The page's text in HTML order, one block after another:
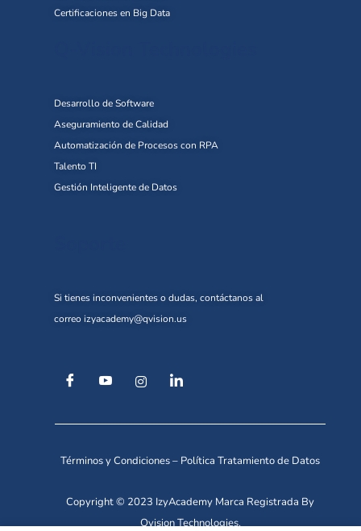
Certificaciones en Big Data
Desarrollo de Software
Aseguramiento de Calidad
Automatización de Procesos con RPA
Talento TI
Gestión Inteligente de Datos
Si tienes inconvenientes o dudas, contáctanos al
correo izyacademy@qvision.us
Términos y Condiciones– Política Tratamiento de Datos
Copyright © 2023 IzyAcademy Marca Registrada By
Qvision Technologies.